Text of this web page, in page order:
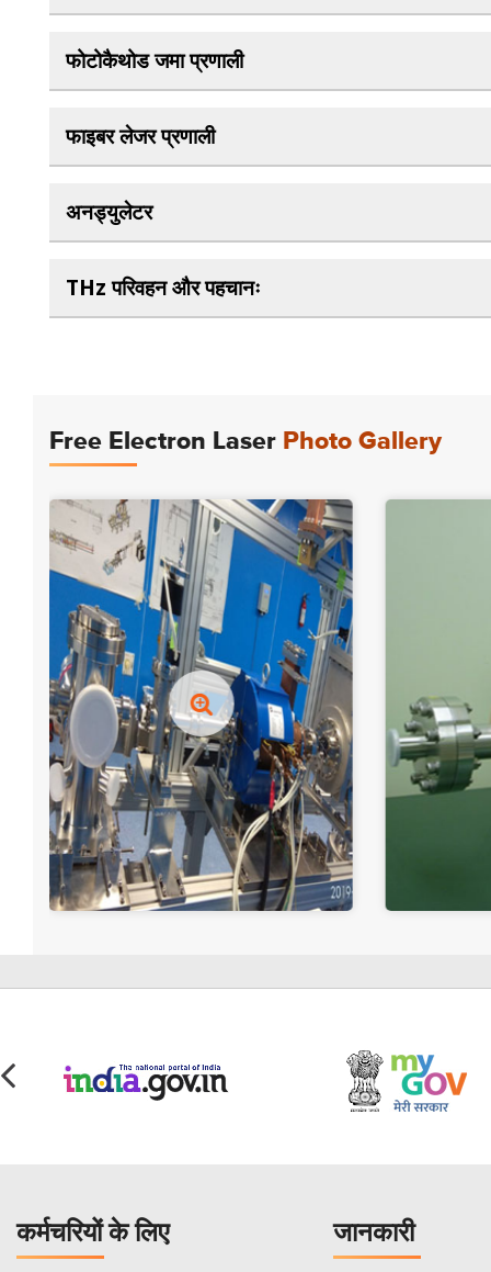
फोटोकैथोड जमा प्रणाली
फाइबर लेजर प्रणाली
अनड्युलेटर
THz परिवहन और पहचानः
Free Electron Laser Photo Gallery
कर्मचरियों के लिए
जानकारी